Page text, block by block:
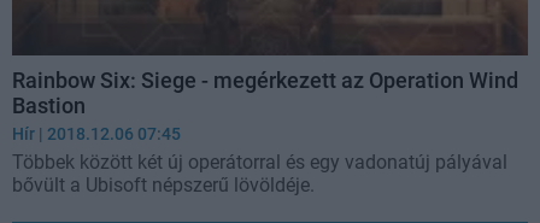
Rainbow Six: Siege - megérkezett az Operation Wind
Bastion
Hír | 2018.12.06 07:45
Többek között két új operátorral és egy vadonatúj pályával
bővült a Ubisoft népszerű lövöldéje.